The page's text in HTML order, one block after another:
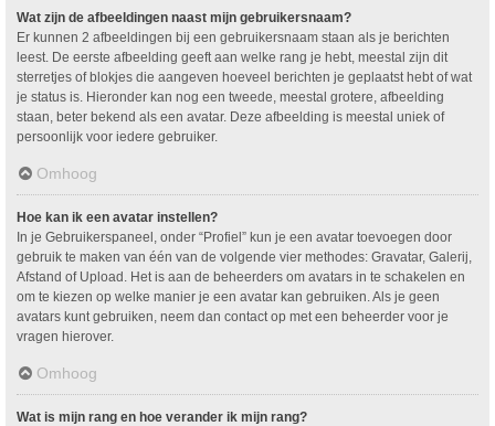
Wat zijn de afbeeldingen naast mijn gebruikersnaam?
Er kunnen 2 afbeeldingen bij een gebruikersnaam staan als je berichten
leest. De eerste afbeelding geeft aan welke rang je hebt, meestal zijn dit
sterretjes of blokjes die aangeven hoeveel berichten je geplaatst hebt of wat
je status is. Hieronder kan nog een tweede, meestal grotere, afbeelding
staan, beter bekend als een avatar. Deze afbeelding is meestal uniek of
persoonlijk voor iedere gebruiker.
Omhoog
Hoe kan ik een avatar instellen?
In je Gebruikerspaneel, onder “Profiel” kun je een avatar toevoegen door
gebruik te maken van één van de volgende vier methodes: Gravatar, Galerij,
Afstand of Upload. Het is aan de beheerders om avatars in te schakelen en
om te kiezen op welke manier je een avatar kan gebruiken. Als je geen
avatars kunt gebruiken, neem dan contact op met een beheerder voor je
vragen hierover.
Omhoog
Wat is mijn rang en hoe verander ik mijn rang?